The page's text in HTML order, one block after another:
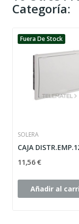
Categoría:
Fuera De Stock
SOLERA
11,56 €
Añadir al